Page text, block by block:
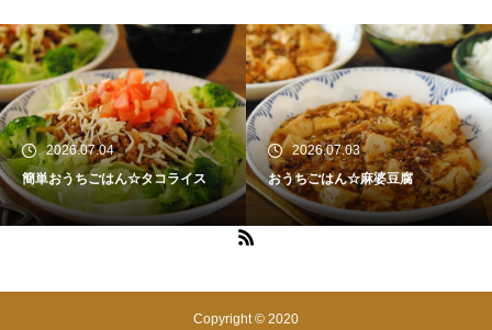
2026.07.04
簡単おうちごはん☆タコライス
2026.07.03
おうちごはん☆麻婆豆腐
Copyright © 2020